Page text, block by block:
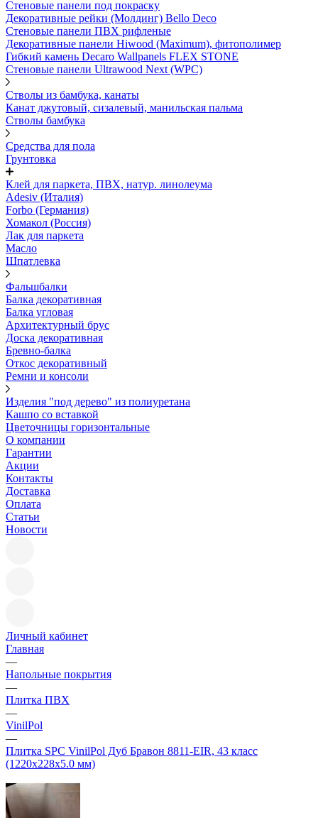
Стеновые панели под покраску
Декоративные рейки (Молдинг) Bello Deco
Стеновые панели ПВХ рифленыe
Декоративные панели Hiwood (Maximum), фитополимер
Гибкий камень Decaro Wallpanels FLEX STONE
Стеновые панели Ultrawood Next (WPC)
Стволы из бамбука, канаты
Канат джутовый, сизалевый, манильская пальма
Стволы бамбука
Средства для пола
Грунтовка
Клей для паркета, ПВХ, натур. линолеума
Adesiv (Италия)
Forbo (Германия)
Хомакол (Россия)
Лак для паркета
Масло
Шпатлевка
Фальшбалки
Балка декоративная
Балка угловая
Архитектурный брус
Доска декоративная
Бревно-балка
Откос декоративный
Ремни и консоли
Изделия "под дерево" из полиуретана
Кашпо со вставкой
Цветочницы горизонтальные
О компании
Гарантии
Акции
Контакты
Доставка
Оплата
Статьи
Новости
Личный кабинет
Главная
—
Напольные покрытия
—
Плитка ПВХ
—
VinilPol
—
Плитка SPC VinilPol Дуб Бравон 8811-EIR, 43 класс
(1220х228х5.0 мм)